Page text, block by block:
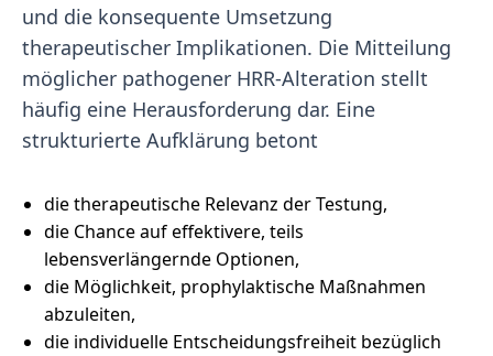
und die konsequente Umsetzung
therapeutischer Implikationen. Die Mitteilung
möglicher pathogener HRR-Alteration stellt
häufig eine Herausforderung dar. Eine
strukturierte Aufklärung betont
die therapeutische Relevanz der Testung,
die Chance auf effektivere, teils
lebensverlängernde Optionen,
die Möglichkeit, prophylaktische Maßnahmen
abzuleiten,
die individuelle Entscheidungsfreiheit bezüglich